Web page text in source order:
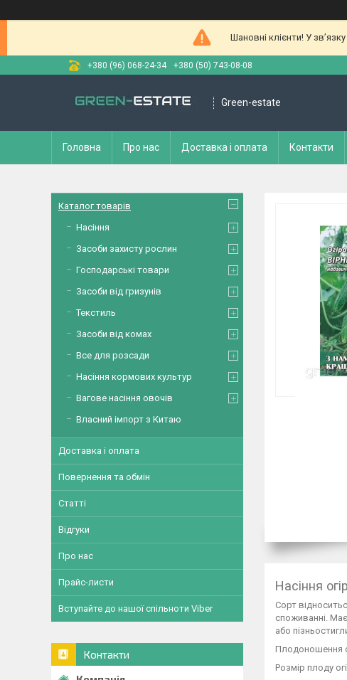
Шановні клієнти! У
+380 (96) 068-24-34 +380 (50) 743-08-08
Green-estate
Головна Про нас Доставка і оплата Контакти
Насіння
Сорт
споживанні.
або
Плодоношення
Розмір плоду
Каталог товарів
Насіння
Засоби захисту рослин
Господарські товари
Засоби від гризунів
Текстиль
Засоби від комах
Все для розсади
Насіння кормових культур
Вагове насіння овочів
Власний імпорт з Китаю
Доставка і оплата
Повернення та обмін
Статті
Відгуки
Про нас
Прайс-листи
Вступайте до нашої спільноти Viber
Контакти